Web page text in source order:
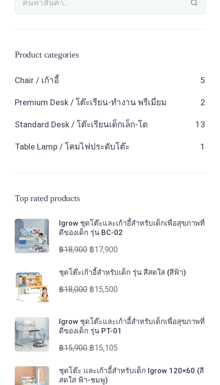
Product categories
Chair / เก้าอี้ 5
Premium Desk / โต๊ะเรียน-ทำงาน พรีเมี่ยม 2
Standard Desk / โต๊ะเรียนเด็กเล็ก-โต 13
Table Lamp / โคมไฟประดับโต๊ะ 1
Top rated products
Igrow ชุดโต๊ะและเก้าอี้สำหรับเด็กเพื่อสุขภาพที่
ดีของเด็ก รุ่น BC-02
฿18,900 ฿17,900
ชุดโต๊ะเก้าอี้สำหรับเด็ก รุ่น สีสดใส (สีฟ้า)
฿18,000 ฿15,500
Igrow ชุดโต๊ะและเก้าอี้สำหรับเด็กเพื่อสุขภาพที่
ดีของเด็ก รุ่น PT-01
฿15,900 ฿15,105
ชุดโต๊ะ เเละเก้าอี้สำหรับเด็ก Igrow 120×60 (สี
สดใส ฟ้า-ชมพู)